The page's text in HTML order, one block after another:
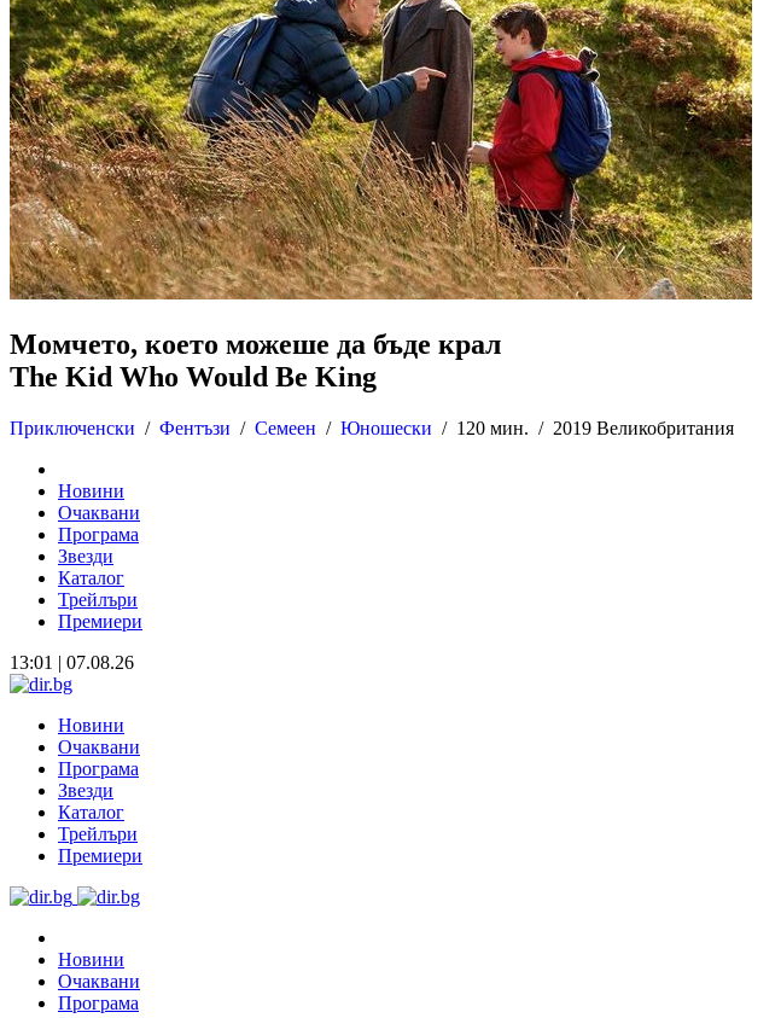
Момчето, което можеше да бъде крал
The Kid Who Would Be King
Приключенски / Фентъзи / Семеен / Юношески / 120 мин. / 2019 Великобритания
Новини
Очаквани
Програма
Звезди
Каталог
Трейлъри
Премиери
13:01 | 07.08.26
Новини
Очаквани
Програма
Звезди
Каталог
Трейлъри
Премиери
Новини
Очаквани
Програма